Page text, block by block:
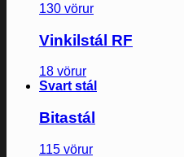
130 vörur
Vinkilstál RF
18 vörur
Svart stál
Bitastál
115 vörur